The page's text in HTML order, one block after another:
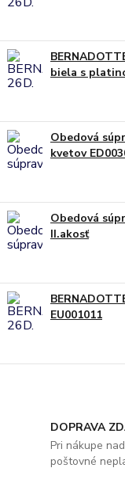
biela s
Obedová
kvetov
Obedová
II.akosť
EU001011
DOPRAVA
Pri nákupe
poštovné